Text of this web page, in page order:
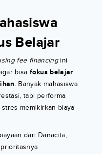
Belajar
fee financingini
bisafokus belajar
. Banyak mahasiswa
tapi performa
memikirkan biaya
dari Danacita,